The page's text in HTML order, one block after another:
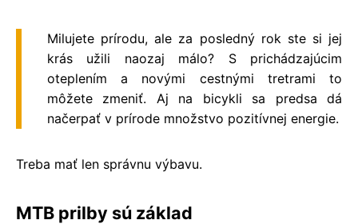
Milujete prírodu, ale za posledný rok ste si jej
krás užili naozaj málo? S prichádzajúcim
oteplením a novými cestnými tretrami to
môžete zmeniť. Aj na bicykli sa predsa dá
načerpať v prírode množstvo pozitívnej energie.
Treba mať len správnu výbavu.
MTB prilby sú základ